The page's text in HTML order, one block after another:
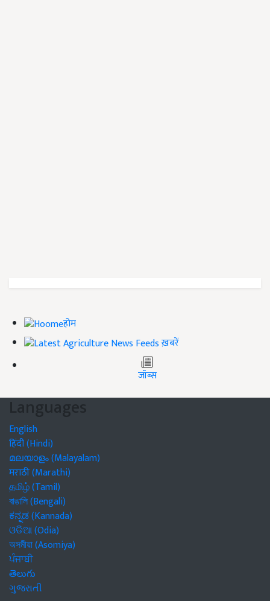
होम
ख़बरें
जॉब्स
Languages
English
हिंदी (Hindi)
മലയാളം (Malayalam)
मराठी (Marathi)
தமிழ் (Tamil)
বাঙালি (Bengali)
ಕನ್ನಡ (Kannada)
ଓଡିଆ (Odia)
অসমীয়া (Asomiya)
ਪੰਜਾਬੀ
తెలుగు
ગુજરાતી